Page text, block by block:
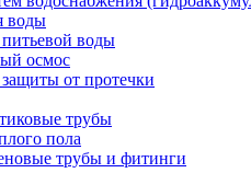
воды
воды
осмос
от протечки
трубы
пола
трубы и фитинги